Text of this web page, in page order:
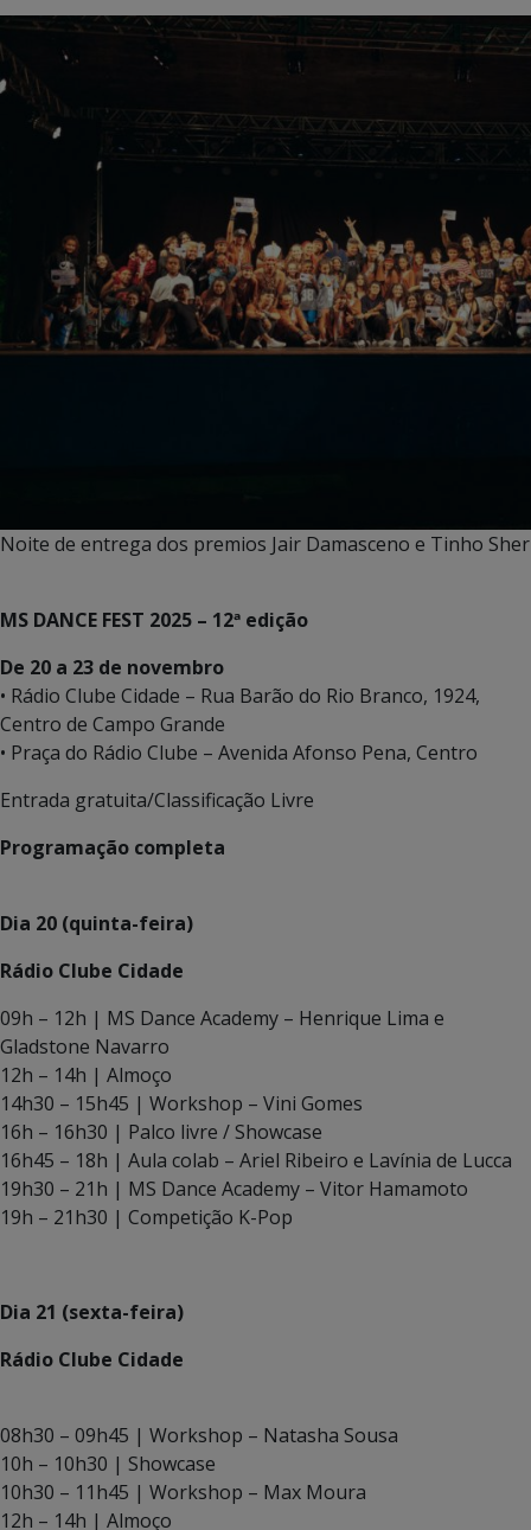
Noite de entrega dos premios Jair Damasceno e Tinho
MS DANCE FEST 2025 – 12ª edição
De 20 a 23 de novembro
• Rádio Clube Cidade – Rua Barão do Rio Branco, 1924,
Centro de Campo Grande
• Praça do Rádio Clube – Avenida Afonso Pena, Centro
Entrada gratuita/Classificação Livre
Programação completa
Dia 20 (quinta-feira)
Rádio Clube Cidade
09h – 12h | MS Dance Academy – Henrique Lima e
Gladstone Navarro
12h – 14h | Almoço
14h30 – 15h45 | Workshop – Vini Gomes
16h – 16h30 | Palco livre / Showcase
16h45 – 18h | Aula colab – Ariel Ribeiro e Lavínia de Lucca
19h30 – 21h | MS Dance Academy – Vitor Hamamoto
19h – 21h30 | Competição K-Pop
Dia 21 (sexta-feira)
Rádio Clube Cidade
08h30 – 09h45 | Workshop – Natasha Sousa
10h – 10h30 | Showcase
10h30 – 11h45 | Workshop – Max Moura
12h – 14h | Almoço